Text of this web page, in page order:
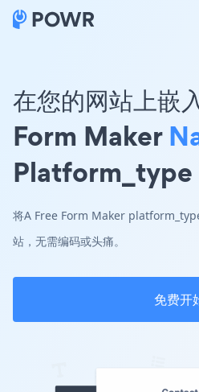
在您的网站上嵌
Form Maker
Platform_type
将A Free Form Maker
站，无需编码或头痛。
免费开